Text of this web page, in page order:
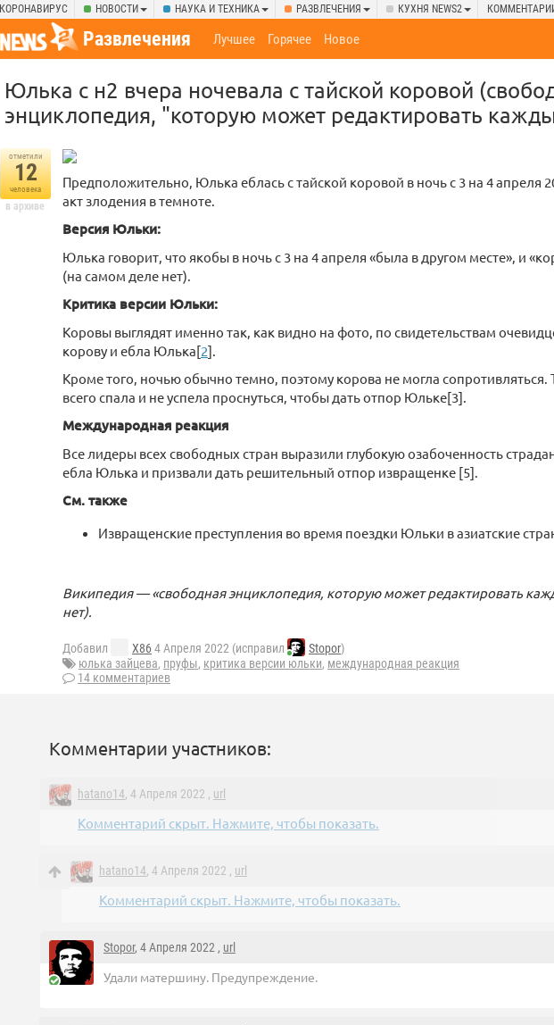
КОРОНАВИРУС НОВОСТИ НАУКА И ТЕХНИКА РАЗВЛЕЧЕНИЯ КУХНЯ NEWS2
Развлечения Лучшее Горячее Новое
Юлька с н2 вчера ночевала с тайской коровой
энциклопедия, "которую может редактировать
отметили
12
человека
в архиве
Предположительно, Юлька еблась с тайской коровой в ночь с 3 на 4 апреля
акт злодения в темноте.
Версия Юльки:
Юлька говорит, что якобы в ночь с 3 на 4 апреля «была в другом месте», и
(на самом деле нет).
Критика версии Юльки:
Коровы выглядят именно так, как видно на фото, по свидетельствам
корову и ебла Юлька[2].
Кроме того, ночью обычно темно, поэтому корова не могла сопротивляться.
всего спала и не успела проснуться, чтобы дать отпор Юльке[3].
Международная реакция
Все лидеры всех свободных стран выразили глубокую озабоченность
ебла Юлька и призвали дать решительный отпор извращенке [5].
См. также
Извращенские преступления во время поездки Юльки в азиатские
Википедия — «свободная энциклопедия, которую может редактировать
нет).
Добавил X864 Апреля 2022 (исправил Stopor)
юлька зайцева, пруфы, критика версии юльки, международная реакция
14 комментариев
Комментарии участников:
hatano14, 4 Апреля 2022 , url
Комментарий скрыт. Нажмите, чтобы показать.
hatano14, 4 Апреля 2022 , url
Комментарий скрыт. Нажмите, чтобы показать.
Stopor, 4 Апреля 2022 , url
Удали матершину. Предупреждение.